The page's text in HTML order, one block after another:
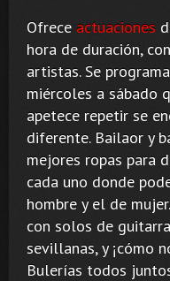
Ofrece actuaciones
hora de duración,
artistas. Se
miércoles a sábado
apetece repetir se
diferente. Bailaor y
mejores ropas para
cada uno donde
hombre y el de
con solos de
sevillanas, y ¡cómo
Bulerías todos